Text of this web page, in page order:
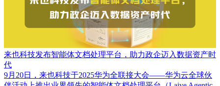
来也科技发布智能体文档处理平台，助力政企迈入数据资产时
代
9月20日，来也科技于2025华为全联接大会——华为云全球伙